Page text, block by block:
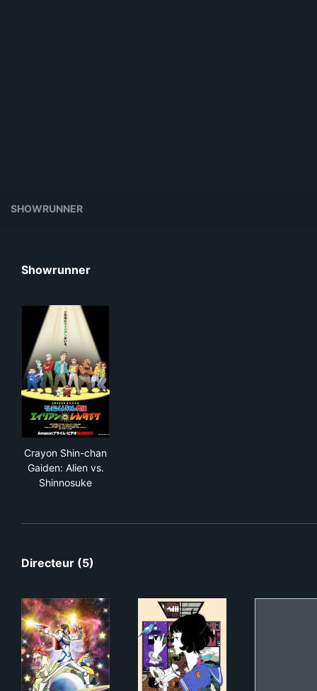
SHOWRUNNER
Showrunner
Crayon Shin-chan
Gaiden: Alien vs.
Shinnosuke
Directeur (5)